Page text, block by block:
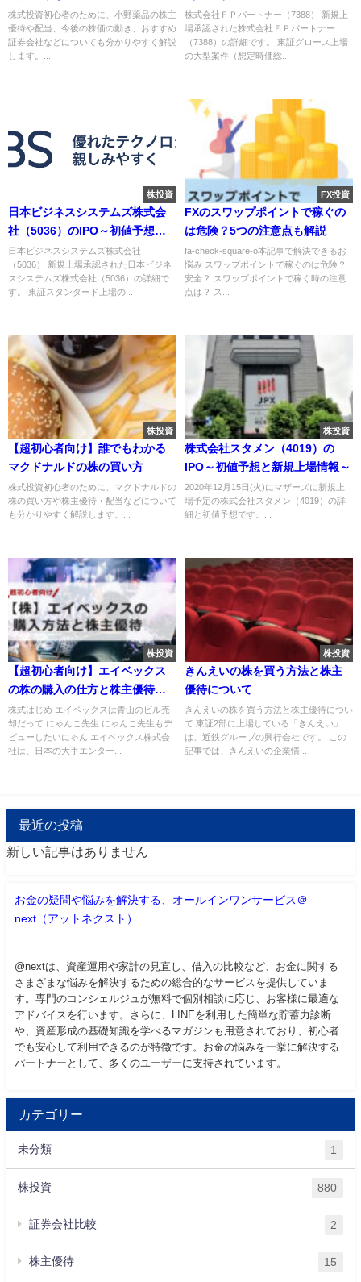
株式投資初心者のために、小野薬品の株主
優待や配当、今後の株価の動き、おすすめ
証券会社などについても分かりやすく解説
します。...
規上場情報～
株式会社ＦＰパートナー（7388） 新規上
場承認された株式会社ＦＰパートナー
（7388）の詳細です。 東証グロース上場
の大型案件（想定時価総...
株投資
日本ビジネスシステムズ株式会
社（5036）のIPO～初値予想と
新規上場情報～
日本ビジネスシステムズ株式会社
（5036） 新規上場承認された日本ビジネ
スシステムズ株式会社（5036）の詳細で
す。 東証スタンダード上場の...
FX投資
FXのスワップポイントで稼ぐの
は危険？5つの注意点も解説
fa-check-square-o本記事で解決できるお
悩み スワップポイントで稼ぐのは危険？
安全？ スワップポイントで稼ぐ時の注意
点は？ ス...
株投資
【超初心者向け】誰でもわかる
マクドナルドの株の買い方
株式投資初心者のために、マクドナルドの
株の買い方や株主優待・配当などについて
も分かりやすく解説します。...
株投資
株式会社スタメン（4019）の
IPO～初値予想と新規上場情報～
2020年12月15日(火)にマザーズに新規上
場予定の株式会社スタメン（4019）の詳
細と初値予想です。...
株投資
【超初心者向け】エイベックス
の株の購入の仕方と株主優待に
ついて
株式はじめ エイベックスは青山のビル売
却だって にゃんこ先生 にゃんこ先生もデ
ビューしたいにゃん エイベックス株式会
社は、日本の大手エンター...
株投資
きんえいの株を買う方法と株主
優待について
きんえいの株を買う方法と株主優待につい
て 東証2部に上場している「きんえい」
は、近鉄グループの興行会社です。 この
記事では、きんえいの企業情...
最近の投稿
新しい記事はありません
お金の疑問や悩みを解決する、オールインワンサービス＠
next（アットネクスト）
@nextは、資産運用や家計の見直し、借入の比較など、お金に関する
さまざまな悩みを解決するための総合的なサービスを提供していま
す。専門のコンシェルジュが無料で個別相談に応じ、お客様に最適な
アドバイスを行います。さらに、LINEを利用した簡単な貯蓄力診断
や、資産形成の基礎知識を学べるマガジンも用意されており、初心者
でも安心して利用できるのが特徴です。お金の悩みを一挙に解決する
パートナーとして、多くのユーザーに支持されています。
カテゴリー
未分類 1
株投資 880
証券会社比較 2
株主優待 15